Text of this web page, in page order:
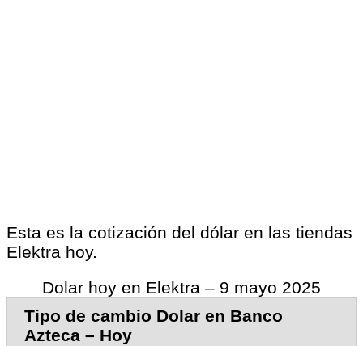
Esta es la cotización del dólar en las tiendas
Elektra hoy.
Dolar hoy en Elektra – 9 mayo 2025
Tipo de cambio Dolar en Banco
Azteca – Hoy